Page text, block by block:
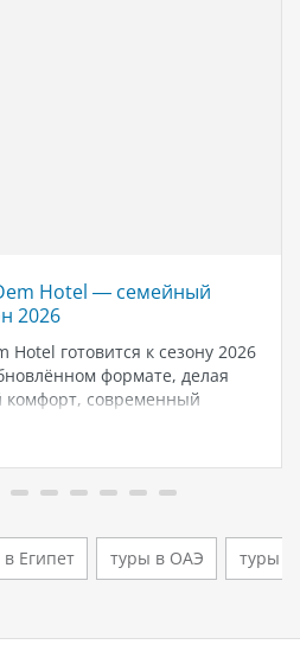
Hotel — семейный
2026
готовится к сезону 2026
формате, делая
современный
выбором для тех,
в…
Египет туры в ОАЭ туры в